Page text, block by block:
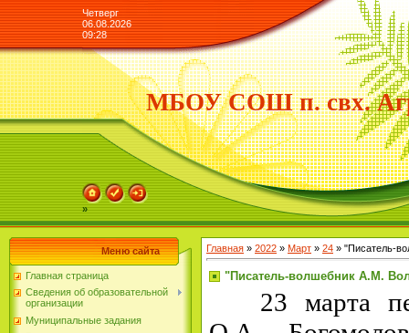
Четверг
06.08.2026
09:28
МБОУ СОШ п. свх.
»
Меню сайта
Главная страница
Сведения об образовательной
организации
Муниципальные задания
Главная » 2022 » Март » 24 » "Писатель-
"Писатель-волшебник А.М.
23 марта